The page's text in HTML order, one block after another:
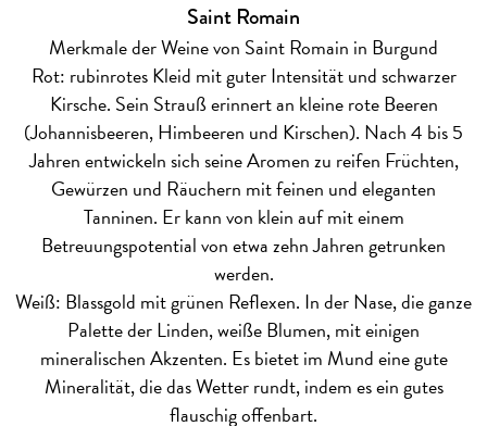
Saint Romain
Merkmale der Weine von Saint Romain in Burgund
Rot: rubinrotes Kleid mit guter Intensität und schwarzer
Kirsche. Sein Strauß erinnert an kleine rote Beeren
(Johannisbeeren, Himbeeren und Kirschen). Nach 4 bis 5
Jahren entwickeln sich seine Aromen zu reifen Früchten,
Gewürzen und Räuchern mit feinen und eleganten
Tanninen. Er kann von klein auf mit einem
Betreuungspotential von etwa zehn Jahren getrunken
werden.
Weiß: Blassgold mit grünen Reflexen. In der Nase, die ganze
Palette der Linden, weiße Blumen, mit einigen
mineralischen Akzenten. Es bietet im Mund eine gute
Mineralität, die das Wetter rundt, indem es ein gutes
flauschig offenbart.